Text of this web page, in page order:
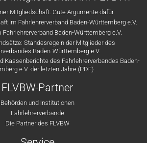
Mitgliedschaft: Gute Argumente dafür
im Fahrlehrerverband Baden-Württemberg e.V.
Baden-Württemberg e.V.
Standesregeln der Mitglieder des
Baden-Württemberg e.V.
Kassenberichte des Fahrlehrerverbandes Baden-
e.V. der letzten Jahre (PDF)
FLVBW-Partner
Behörden und Institutionen
Fahrlehrerverbände
Die Partner des FLVBW